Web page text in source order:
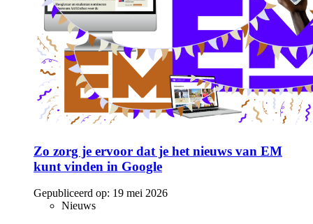
Zo zorg je ervoor dat je het nieuws van EM
kunt vinden in Google
Gepubliceerd op: 19 mei 2026
Nieuws